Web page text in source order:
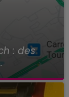
: des